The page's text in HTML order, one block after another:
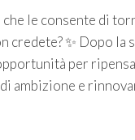
le consente di
✨ Dopo la
per
ambizione e